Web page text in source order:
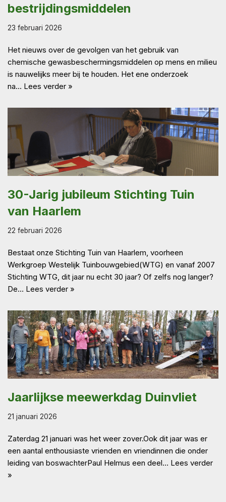
bestrijdingsmiddelen
23 februari 2026
Het nieuws over de gevolgen van het gebruik van
chemische gewasbeschermingsmiddelen op mens en milieu
is nauwelijks meer bij te houden. Het ene onderzoek
na… Lees verder »
30-Jarig jubileum Stichting Tuin
van Haarlem
22 februari 2026
Bestaat onze Stichting Tuin van Haarlem, voorheen
Werkgroep Westelijk Tuinbouwgebied(WTG) en vanaf 2007
Stichting WTG, dit jaar nu echt 30 jaar? Of zelfs nog langer?
De… Lees verder »
Jaarlijkse meewerkdag Duinvliet
21 januari 2026
Zaterdag 21 januari was het weer zover.Ook dit jaar was er
een aantal enthousiaste vrienden en vriendinnen die onder
leiding van boswachterPaul Helmus een deel… Lees verder
»